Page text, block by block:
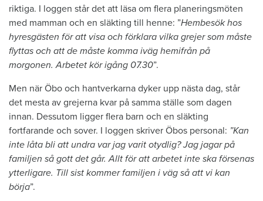
riktiga. I loggen står det att läsa om flera planeringsmöten
med mamman och en släkting till henne: ”Hembesök hos
hyresgästen för att visa och förklara vilka grejer som måste
flyttas och att de måste komma iväg hemifrån på
morgonen. Arbetet kör igång 07.30”.
Men när Öbo och hantverkarna dyker upp nästa dag, står
det mesta av grejerna kvar på samma ställe som dagen
innan. Dessutom ligger flera barn och en släkting
fortfarande och sover. I loggen skriver Öbos personal: ”Kan
inte låta bli att undra var jag varit otydlig? Jag jagar på
familjen så gott det går. Allt för att arbetet inte ska försenas
ytterligare. Till sist kommer familjen i väg så att vi kan
börja”.